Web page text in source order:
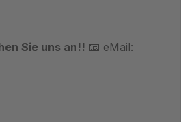
Sie uns an!! 📧 eMail: